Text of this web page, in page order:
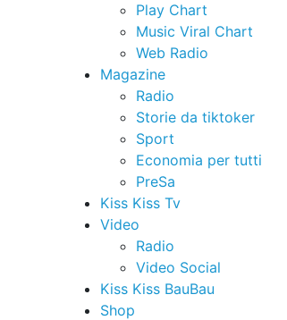
Play Chart
Music Viral Chart
Web Radio
Magazine
Radio
Storie da tiktoker
Sport
Economia per tutti
PreSa
Kiss Kiss Tv
Video
Radio
Video Social
Kiss Kiss BauBau
Shop